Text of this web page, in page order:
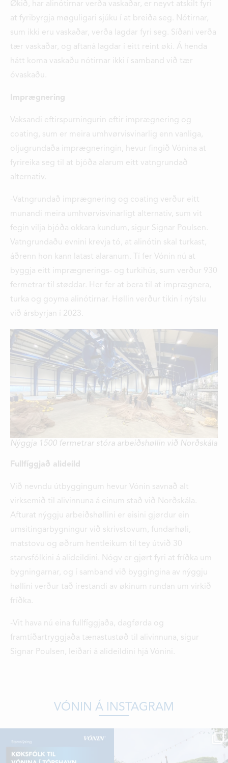
Økið, har alinótirnar verða vaskaðar, er neyvt atskilt fyri
at fyribyrgja møguligari sjúku í at breiða seg. Nótirnar,
sum ikki eru vaskaðar, verða lagdar fyri seg. Síðani verða
tær vaskaðar, og aftaná lagdar í eitt reint øki. Á henda
hátt koma vaskaðu nótirnar ikki í samband við tær
óvaskaðu.
Imprægnering
Vaksandi eftirspurningurin eftir imprægnering og
coating, sum er meira umhvørvisvinarlig enn vanliga,
oljugrundaða imprægneringin, hevur fingið Vónina at
fyrireika seg til at bjóða alarum eitt vatngrundað
alternativ.
-Vatngrundað imprægnering og coating verður eitt
munandi meira umhvørvisvinarligt alternativ, sum vit
fegin vilja bjóða okkara kundum, sigur Signar Poulsen.
Vatngrundaðu evnini krevja tó, at alinótin skal turkast,
áðrenn hon kann latast alaranum. Tí fer Vónin nú at
byggja eitt imprægnerings- og turkihús, sum verður 930
fermetrar til støddar. Her fer at bera til at imprægnera,
turka og goyma alinótirnar. Høllin verður tikin í nýtslu
við ársbyrjan í 2023.
Nýggja 1500 fermetrar stóra arbeiðshøllin við Norðskála
Fullfíggjað alideild
Við nevndu útbyggingum hevur Vónin savnað alt
virksemið til alivinnuna á einum stað við Norðskála.
Afturat nýggju arbeiðshøllini er eisini gjørdur ein
umsitingarbygningur við skrivstovum, fundarhøli,
matstovu og øðrum hentleikum til tey útvið 30
starvsfólkini á alideildini. Nógv er gjørt fyri at fríðka um
bygningarnar, og í samband við byggingina av nýggju
høllini verður tað írestandi av økinum rundan um virkið
fríðka.
-Vit hava nú eina fullfíggjaða, dagførda og
framtíðartryggjaða tænastustøð til alivinnuna, sigur
Signar Poulsen, leiðari á alideildini hjá Vónini.
VÓNIN Á INSTAGRAM